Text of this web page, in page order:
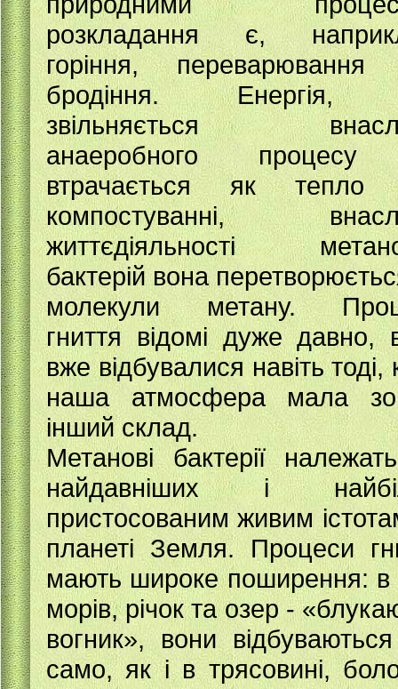
розкладання є,
горіння, переварювання
бродіння.
звільняється
анаеробного
втрачається як тепло
компостуванні,
життєдіяльності
бактерій вона
молекули метану.
гниття відомі дуже давно,
вже відбувалися навіть тоді,
наша атмосфера мала
інший склад.
Метанові бактерії
найдавніших і
пристосованим живим
планеті Земля. Процеси
мають широке поширення: в
морів, річок та озер -
вогник», вони
само, як і в трясовині,